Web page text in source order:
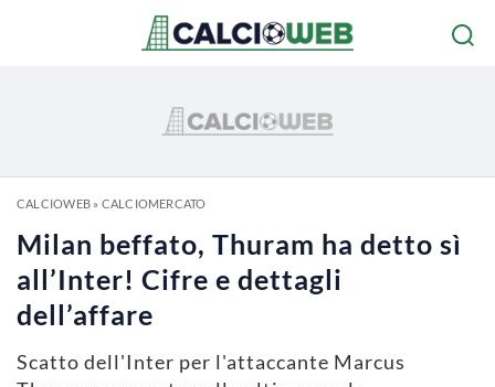
CALCIOWEB» CALCIOMERCATO
Milan beffato, Thuram ha detto sì
all’Inter! Cifre e dettagli
dell’affare
Scatto dell'Inter per l'attaccante Marcus